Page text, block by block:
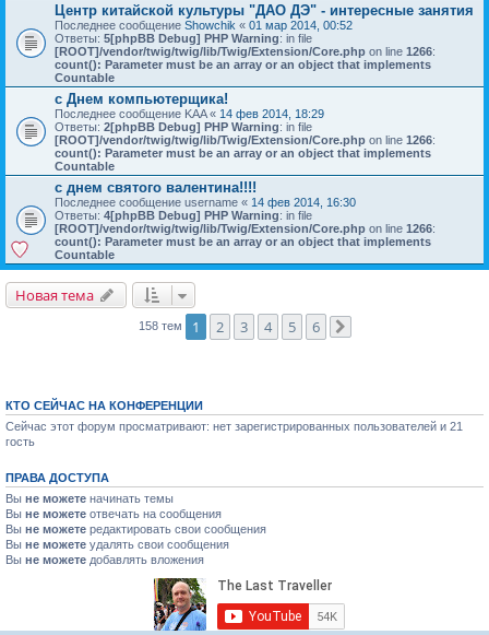
Центр китайской культуры "ДАО ДЭ" - интересные занятия
Последнее сообщение Showchik « 01 мар 2014, 00:52
Ответы: 5[phpBB Debug] PHP Warning: in file
[ROOT]/vendor/twig/twig/lib/Twig/Extension/Core.php on line 1266:
count(): Parameter must be an array or an object that implements
Countable
с Днем компьютерщика!
Последнее сообщение KAA« 14 фев 2014, 18:29
Ответы: 2[phpBB Debug] PHP Warning: in file
[ROOT]/vendor/twig/twig/lib/Twig/Extension/Core.php on line 1266:
count(): Parameter must be an array or an object that implements
Countable
с днем святого валентина!!!!
Последнее сообщение username « 14 фев 2014, 16:30
Ответы: 4[phpBB Debug] PHP Warning: in file
[ROOT]/vendor/twig/twig/lib/Twig/Extension/Core.php on line 1266:
count(): Parameter must be an array or an object that implements
Countable
Новая тема
158 тем 1 2 3 4 5 6
КТО СЕЙЧАС НА КОНФЕРЕНЦИИ
Сейчас этот форум просматривают: нет зарегистрированных пользователей и 21
гость
ПРАВА ДОСТУПА
Вы не можете начинать темы
Вы не можете отвечать на сообщения
Вы не можете редактировать свои сообщения
Вы не можете удалять свои сообщения
Вы не можете добавлять вложения